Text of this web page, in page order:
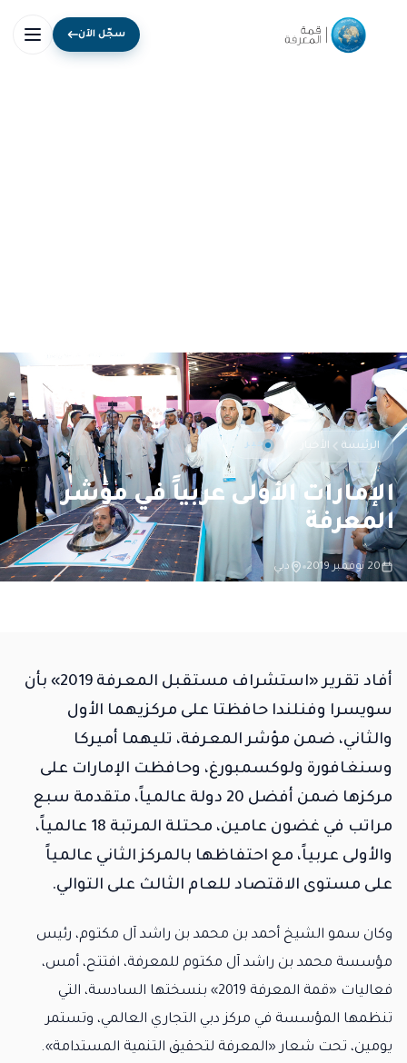
سجّل الآن
الرئيسة الأخبار خبر
الإمارات الأولى عربياً في مؤشر
المعرفة
20 نوفمبر 2019 دبي
أفاد تقرير «استشراف مستقبل المعرفة 2019» بأن
سويسرا وفنلندا حافظتا على مركزيهما الأول
والثاني، ضمن مؤشر المعرفة، تليهما أميركا
وسنغافورة ولوكسمبورغ، وحافظت الإمارات على
مركزها ضمن أفضل 20 دولة عالمياً، متقدمة سبع
مراتب في غضون عامين، محتلة المرتبة 18 عالمياً،
والأولى عربياً، مع احتفاظها بالمركز الثاني عالمياً
على مستوى الاقتصاد للعام الثالث على التوالي.
وكان سمو الشيخ أحمد بن محمد بن راشد آل مكتوم، رئيس
مؤسسة محمد بن راشد آل مكتوم للمعرفة، افتتح، أمس،
فعاليات «قمة المعرفة 2019» بنسختها السادسة، التي
تنظمها المؤسسة في مركز دبي التجاري العالمي، وتستمر
يومين، تحت شعار «المعرفة لتحقيق التنمية المستدامة».